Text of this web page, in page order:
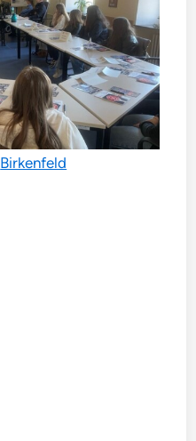
Birkenfeld